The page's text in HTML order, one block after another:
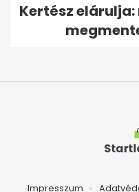
Kertész
Impresszum